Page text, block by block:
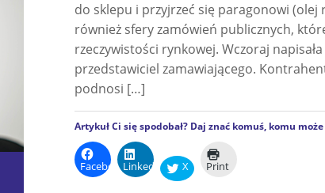
do sklepu i przyjrzeć się paragonowi (olej
również sfery zamówień publicznych,
rzeczywistości rynkowej. Wczoraj
przedstawiciel zamawiającego.
podnosi […]
Artykuł Ci się spodobał? Daj znać komuś, komu
FacebookLinkedIn X Print